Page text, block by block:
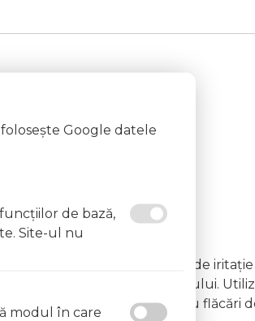
la îndemâna copiilor În caz de
vapourilor produsului.
la surse de căldură sau flăcări
Google datele
de bază,
Site-ul nu
modul în care